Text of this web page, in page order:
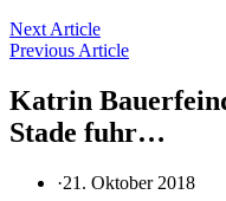
Beitragsnavigation
Next Article
Previous Article
Katrin
Stade fuhr…
·21. Oktober 2018